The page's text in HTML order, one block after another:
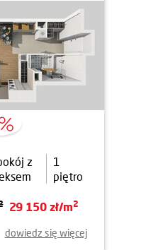
z
1
piętro
29 150 zł/m2
dowiedz się więcej